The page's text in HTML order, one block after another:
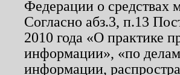
Федерации о средствах
Согласно абз.3, п.13
2010 года «О практике
информации», «по
информации,